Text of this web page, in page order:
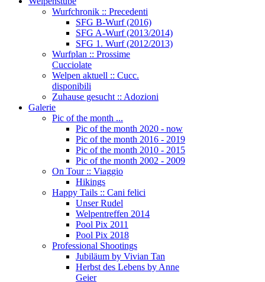
Wurfchronik :: Precedenti
SFG B-Wurf (2016)
SFG A-Wurf (2013/2014)
SFG 1. Wurf (2012/2013)
Wurfplan :: Prossime
Cucciolate
Welpen aktuell :: Cucc.
disponibili
Zuhause gesucht :: Adozioni
Galerie
Pic of the month ...
Pic of the month 2020 - now
Pic of the month 2016 - 2019
Pic of the month 2010 - 2015
Pic of the month 2002 - 2009
On Tour :: Viaggio
Hikings
Happy Tails :: Cani felici
Unser Rudel
Welpentreffen 2014
Pool Pix 2011
Pool Pix 2018
Professional Shootings
Jubiläum by Vivian Tan
Herbst des Lebens by Anne
Geier